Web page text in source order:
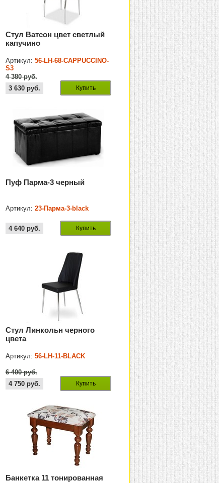
Стул Ватсон цвет светлый
капучино
Артикул: 56-LH-68-CAPPUCCINO-
S3
4 380 руб.
3 630 руб. Купить
Пуф Парма-3 черный
Артикул: 23-Парма-3-black
4 640 руб. Купить
Стул Линкольн черного
цвета
Артикул: 56-LH-11-BLACK
6 400 руб.
4 750 руб. Купить
Банкетка 11 тонированная